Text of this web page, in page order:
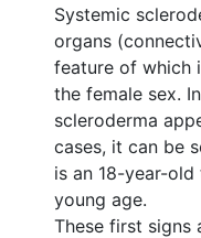
Systemic
organs
feature of which
the female sex.
scleroderma
cases, it can be
is an 18-year-
young age.
These first signs